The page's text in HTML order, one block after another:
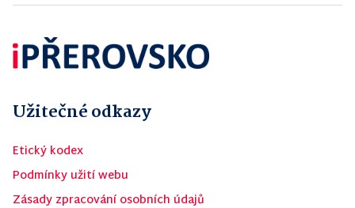
Užitečné odkazy
Etický kodex
Podmínky užití webu
Zásady zpracování osobních údajů